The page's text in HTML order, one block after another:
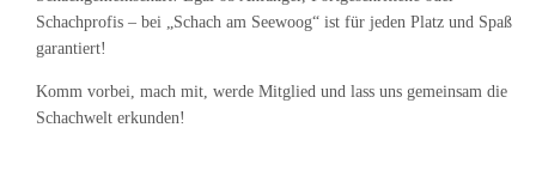
Schachprofis – bei „Schach am Seewoog“ ist für jeden Platz und Spaß
garantiert!
Komm vorbei, mach mit, werde Mitglied und lass uns gemeinsam die
Schachwelt erkunden!